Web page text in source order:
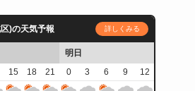
)の天気予報 詳しくみる
明日
15 18 21 0 3 6 9
12